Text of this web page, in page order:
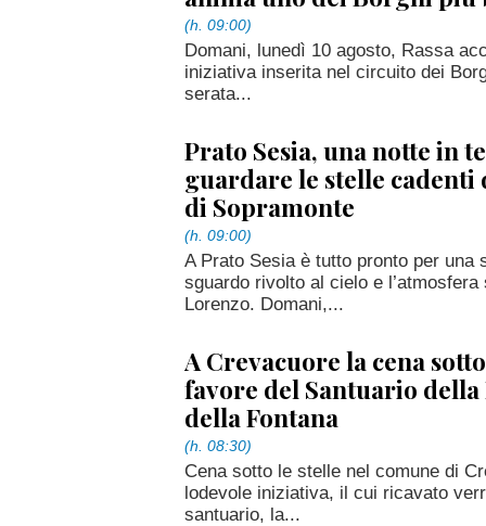
(h. 09:00)
Domani, lunedì 10 agosto, Rassa
iniziativa inserita nel circuito dei
serata...
Prato Sesia, una notte in
guardare le stelle cadenti
di Sopramonte
(h. 09:00)
A Prato Sesia è tutto pronto per una
sguardo rivolto al cielo e
Lorenzo. Domani,...
A Crevacuore la cena
favore del Santuario della
della Fontana
(h. 08:30)
Cena sotto le stelle nel comune di
lodevole iniziativa, il cui ricavato
santuario, la...